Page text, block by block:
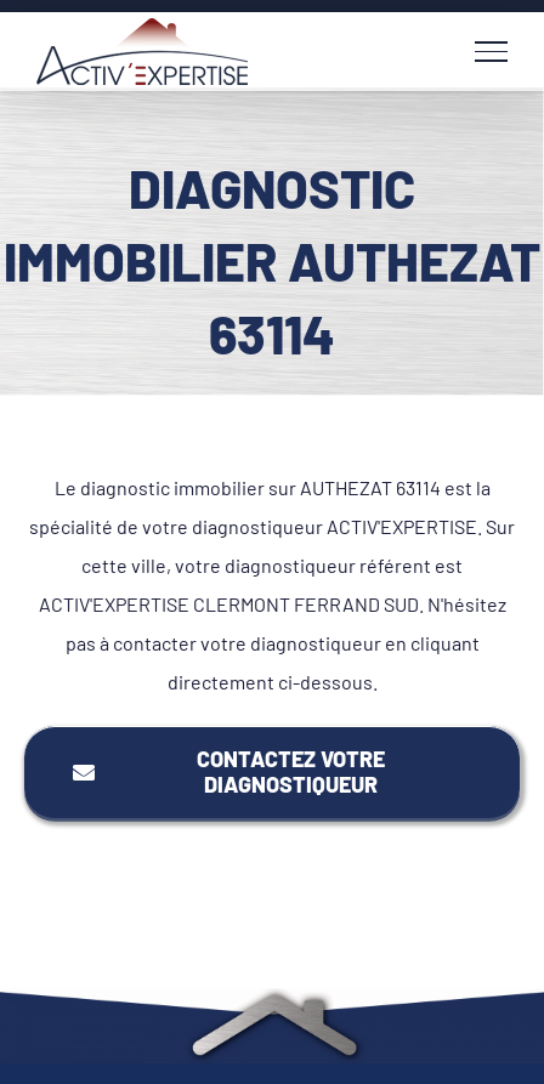
Passer
contenu
DIAGNOSTIC
IMMOBILIER AUTHEZAT
63114
Le diagnostic immobilier sur AUTHEZAT 63114 est la
spécialité de votre diagnostiqueur ACTIV'EXPERTISE. Sur
cette ville, votre diagnostiqueur référent est
ACTIV'EXPERTISE CLERMONT FERRAND SUD. N'hésitez
pas à contacter votre diagnostiqueur en cliquant
directement ci-dessous.
CONTACTEZ VOTRE
DIAGNOSTIQUEUR